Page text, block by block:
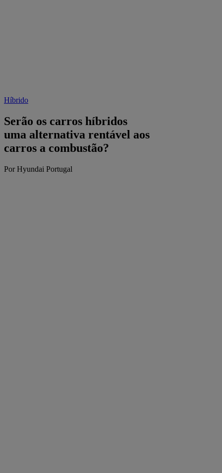
Híbrido
Serão os carros híbridos
uma alternativa rentável aos
carros a combustão?
Por Hyundai Portugal